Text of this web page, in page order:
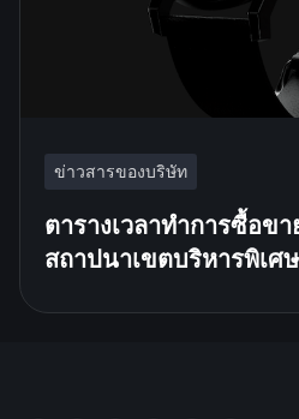
ข่าวสารของบริษัท
ตารางเวลาทำการซื้อข
สถาปนาเขตบริหารพิเศ